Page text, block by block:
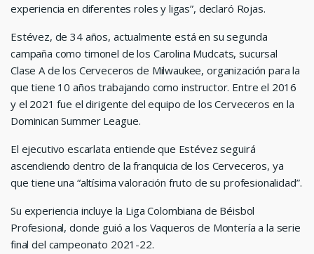
experiencia en diferentes roles y ligas”, declaró Rojas.
Estévez, de 34 años, actualmente está en su segunda
campaña como timonel de los Carolina Mudcats, sucursal
Clase A de los Cerveceros de Milwaukee, organización para la
que tiene 10 años trabajando como instructor. Entre el 2016
y el 2021 fue el dirigente del equipo de los Cerveceros en la
Dominican Summer League.
El ejecutivo escarlata entiende que Estévez seguirá
ascendiendo dentro de la franquicia de los Cerveceros, ya
que tiene una “altísima valoración fruto de su profesionalidad”.
Su experiencia incluye la Liga Colombiana de Béisbol
Profesional, donde guió a los Vaqueros de Montería a la serie
final del campeonato 2021-22.